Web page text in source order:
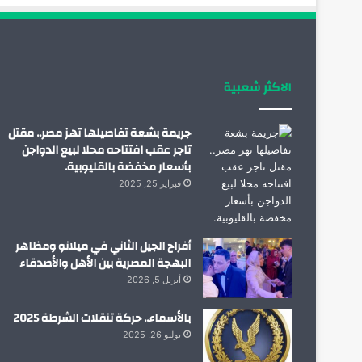
الاكثر شعبية
جريمة بشعة تفاصيلها تهز مصر.. مقتل
تاجر عقب افتتاحه محلا لبيع الدواجن
بأسعار مخفضة بالقليوبية.
فبراير 25, 2025
أفراح الجيل الثاني في ميلانو ومظاهر
البهجة المصرية بين الأهل والأصدقاء
أبريل 5, 2026
بالأسماء.. حركة تنقلات الشرطة 2025
يوليو 26, 2025